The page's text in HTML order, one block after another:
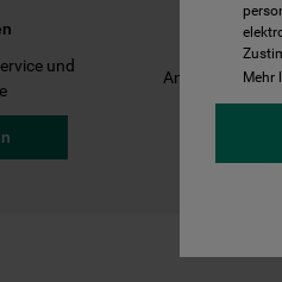
und
AnleitungenMehr